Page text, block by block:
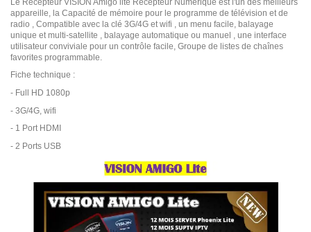
Le Récepteur VISION Amigo lite Récepteur Numérique est l'un des meilleurs
appareille, la Capacité de mémoire pour le programme de télévision et de
radio , Compatible avec la clé 3G/4G et wifi , un menu facile, balayage
unique et multi-satellite , balayage automatique ou manuel , une interface
utilisateur conviviale pour un contrôle facile, Groupe de listes de chaînes
favorites programmable.
Fiche technique :
- Full HD 1080p
- 3G/4G, wifi
- 1 Port HDMI
- 2 Ports USB